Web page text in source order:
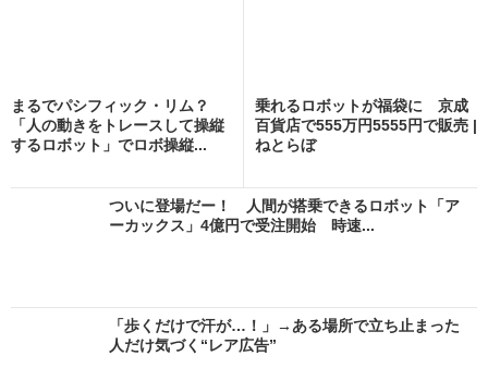
まるでパシフィック・リム？
「人の動きをトレースして操縦
するロボット」でロボ操縦...
乗れるロボットが福袋に 京成
百貨店で555万円5555円で販売 |
ねとらぼ
ついに登場だー！ 人間が搭乗できるロボット「ア
ーカックス」4億円で受注開始 時速...
「歩くだけで汗が…！」→ある場所で立ち止まった
人だけ気づく“レア広告”